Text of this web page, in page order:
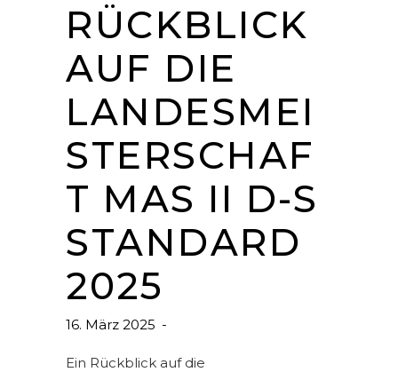
RÜCKBLICK
AUF DIE
LANDESMEI
STERSCHAF
T MAS II D-S
STANDARD
2025
16. März 2025
Ein Rückblick auf die